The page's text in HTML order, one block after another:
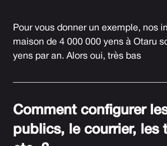
Pour vous donner un exemple, nos
maison de 4 000 000 yens à Otaru
yens par an. Alors oui, très bas
Comment configurer
publics, le courrier, les